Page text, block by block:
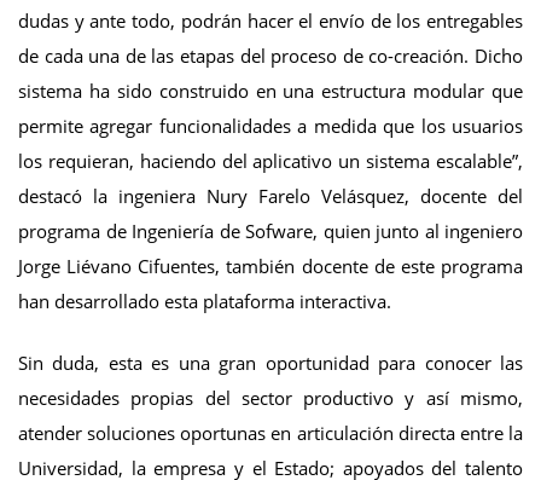
dudas y ante todo, podrán hacer el envío de los entregables
de cada una de las etapas del proceso de co-creación. Dicho
sistema ha sido construido en una estructura modular que
permite agregar funcionalidades a medida que los usuarios
los requieran, haciendo del aplicativo un sistema escalable”,
destacó la ingeniera Nury Farelo Velásquez, docente del
programa de Ingeniería de Sofware, quien junto al ingeniero
Jorge Liévano Cifuentes, también docente de este programa
han desarrollado esta plataforma interactiva.
Sin duda, esta es una gran oportunidad para conocer las
necesidades propias del sector productivo y así mismo,
atender soluciones oportunas en articulación directa entre la
Universidad, la empresa y el Estado; apoyados del talento